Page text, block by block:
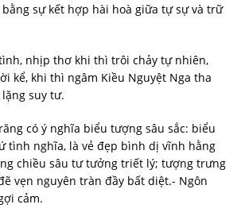
sự kết hợp hài hoà giữa tự sự và trữ
nhịp thơ khi thì trôi chảy tự nhiên,
kể, khi thì ngâm Kiều Nguyệt Nga tha
suy tư.
có ý nghĩa biểu tượng sâu sắc: biểu
tình nghĩa, là vẻ đẹp bình dị vĩnh hằng
chiều sâu tư tưởng triết lý; tượng trưng
vẹn nguyên tràn đầy bất diệt.- Ngôn
cảm.